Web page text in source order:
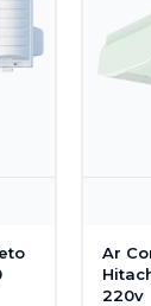
Ar
220v